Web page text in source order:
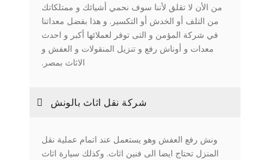
من الأن لا تقلق لأننا سوف نحمي أشيائك و ممتلكاتك
من التلف أو الخدش أو التكسير. و هذا بفضل معداتنا
في شركة المؤمن و التى توفر لعملائها أكبر و احدث
معدات و أوناش رفع و تنزيل المنقولات و العفش و
الاثاث بمصر.
شركة نقل اثاث بالونش
ونش رفع العفش وهو يستعمل عند اتمام عملية نقل
المنزل تحتاج ايضا الى فنين اثاث. وكذلك سيارة اثاث